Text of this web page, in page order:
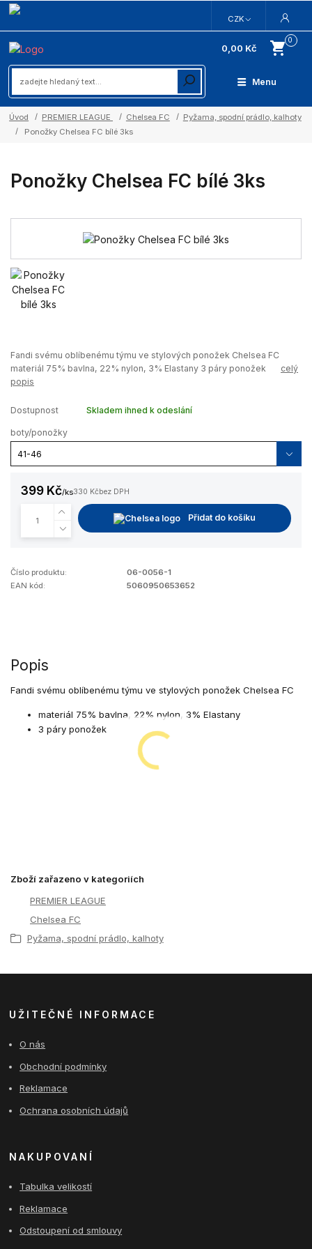
Menu
CZK
0
0,00 Kč
Úvod PREMIER LEAGUE Chelsea FC
Pyžama, spodní prádlo, kalhoty
Ponožky Chelsea FC bílé 3ks
Ponožky Chelsea FC bílé 3ks
Fandi svému oblíbenému týmu ve stylových ponožek Chelsea FC
materiál 75% bavlna, 22% nylon, 3% Elastany 3 páry ponožek celý
popis
Dostupnost Skladem ihned k odeslání
boty/ponožky
399 Kč/ks330 Kčbez DPH
Přidat do košíku
Číslo produktu:
06-0056-1
EAN kód:
5060950653652
Popis
Fandi svému oblíbenému týmu ve stylových ponožek Chelsea FC
materiál 75% bavlna, 22% nylon, 3% Elastany
3 páry ponožek
Zboží zařazeno v kategoriích
PREMIER LEAGUE
Chelsea FC
Pyžama, spodní prádlo, kalhoty
UŽITEČNÉ INFORMACE
O nás
Obchodní podmínky
Reklamace
Ochrana osobních údajů
NAKUPOVANÍ
Tabulka velikostí
Reklamace
Odstoupení od smlouvy